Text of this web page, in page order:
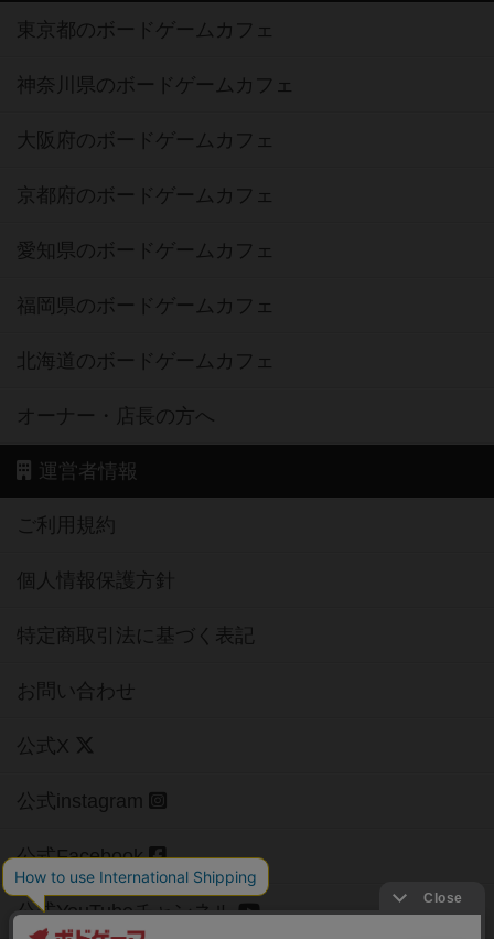
東京都のボードゲームカフェ
神奈川県のボードゲームカフェ
大阪府のボードゲームカフェ
京都府のボードゲームカフェ
愛知県のボードゲームカフェ
福岡県のボードゲームカフェ
北海道のボードゲームカフェ
オーナー・店長の方へ
運営者情報
ご利用規約
個人情報保護方針
特定商取引法に基づく表記
お問い合わせ
公式X
公式instagram
公式Facebook
公式YouTubeチャンネル